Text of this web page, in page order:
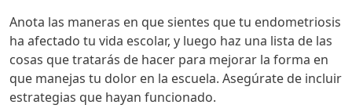
Anota las maneras en que sientes que tu endometriosis
ha afectado tu vida escolar, y luego haz una lista de las
cosas que tratarás de hacer para mejorar la forma en
que manejas tu dolor en la escuela. Asegúrate de incluir
estrategias que hayan funcionado.